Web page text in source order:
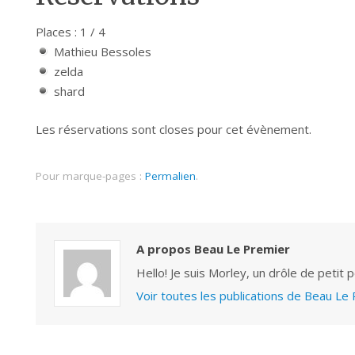
Places : 1 / 4
Mathieu Bessoles
zelda
shard
Les réservations sont closes pour cet évènement.
Pour marque-pages : Permalien.
A propos Beau Le Premier
Hello! Je suis Morley, un drôle de petit
Voir toutes les publications de Beau Le